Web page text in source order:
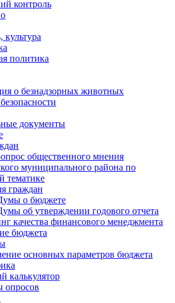
контроль
политика
о безнадзорных животных
документы
общественного мнения
муниципального района по
тематике
граждан
о бюджете
об утверждении годового отчета
качества финансового менеджмента
бюджета
основных параметров бюджета
калькулятор
опросов